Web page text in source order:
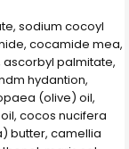
sodium cocoyl
cocamide mea,
ascorbyl palmitate,
hydantion,
(olive) oil,
cocos nucifera
butter, camellia